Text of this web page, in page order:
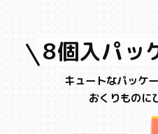
8個入パッ
キュートなパッケ
おくりものに